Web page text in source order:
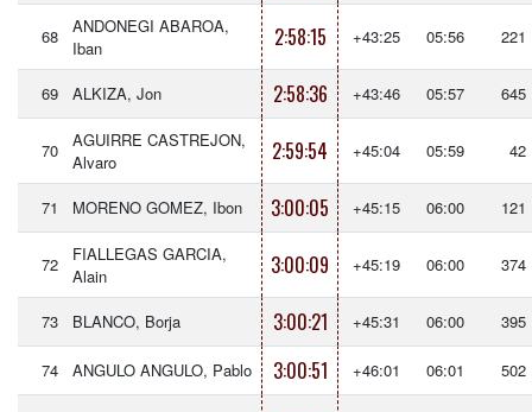
68
ANDONEGI ABAROA,
Iban
2:58:15 +43:25 05:56 221
69 ALKIZA, Jon 2:58:36 +43:46 05:57 645
70
AGUIRRE CASTREJON,
Alvaro
2:59:54 +45:04 05:59 42
71 MORENO GOMEZ, Ibon 3:00:05 +45:15 06:00 121
72
FIALLEGAS GARCIA,
Alain
3:00:09 +45:19 06:00 374
73 BLANCO, Borja 3:00:21 +45:31 06:00 395
74 ANGULO ANGULO, Pablo 3:00:51 +46:01 06:01 502